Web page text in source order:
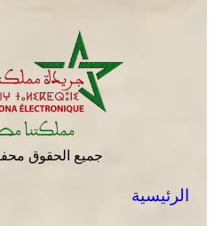
الجديدة .. افتتاح فعاليات موسم
جميع الحقوق
الرئيسية